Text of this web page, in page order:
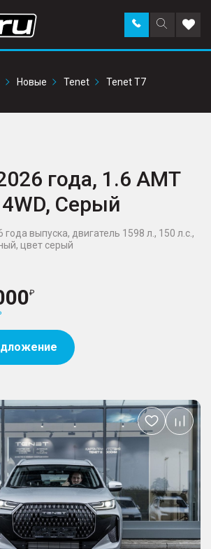
Поиск
по
Заказать
звонок в
Новые Tenet Tenet T7
года, 1.6 AMT
Серый
выпуска, двигатель 1598 л., 150 л.с.,
цвет серый
Добавить
в
избранное